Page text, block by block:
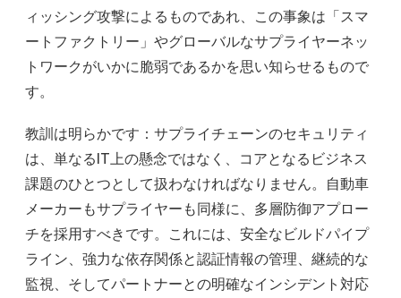
ィッシング攻撃によるものであれ、この事象は「スマ
ートファクトリー」やグローバルなサプライヤーネッ
トワークがいかに脆弱であるかを思い知らせるもので
す。
教訓は明らかです：サプライチェーンのセキュリティ
は、単なるIT上の懸念ではなく、コアとなるビジネス
課題のひとつとして扱わなければなりません。自動車
メーカーもサプライヤーも同様に、多層防御アプロー
チを採用すべきです。これには、安全なビルドパイプ
ライン、強力な依存関係と認証情報の管理、継続的な
監視、そしてパートナーとの明確なインシデント対応